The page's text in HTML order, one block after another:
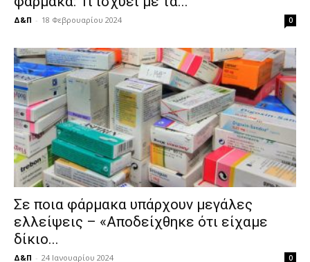
Δ&Π - 18 Φεβρουαρίου 2024 0
Σε ποια φάρμακα υπάρχουν μεγάλες
ελλείψεις – «Αποδείχθηκε ότι είχαμε
δίκιο...
Δ&Π - 24 Ιανουαρίου 2024 0